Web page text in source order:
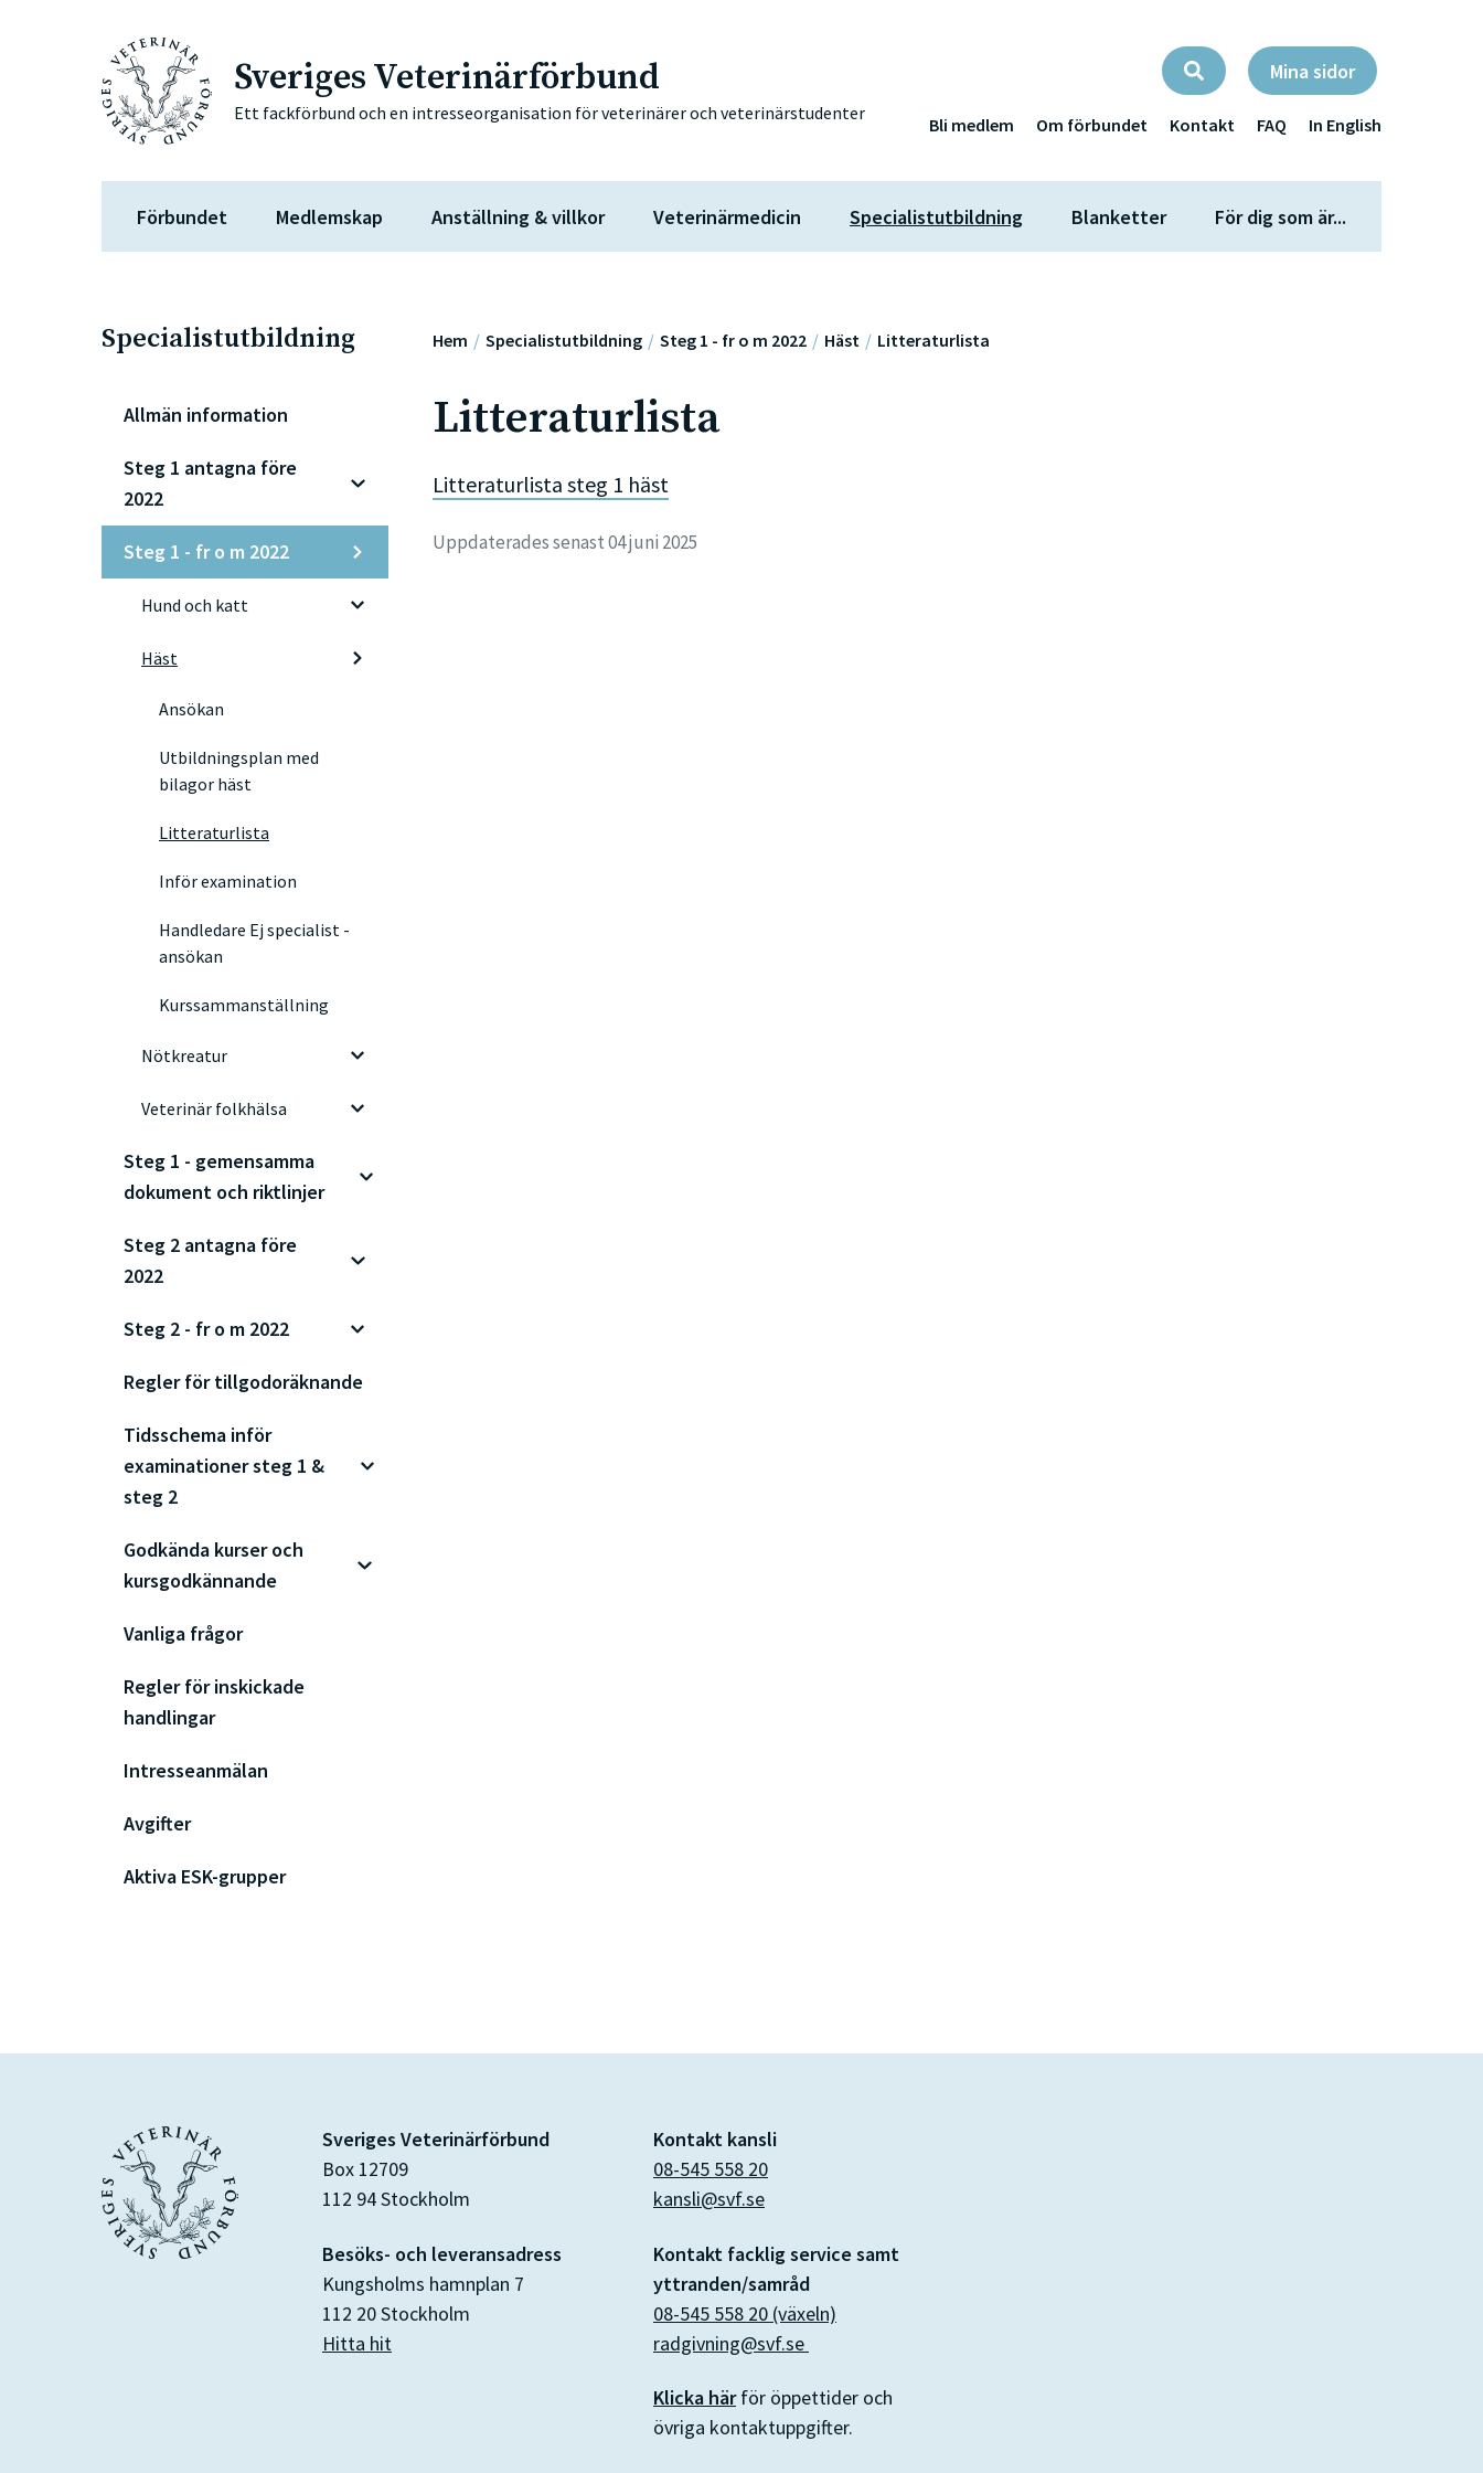
Sveriges Veterinärförbund
Ett fackförbund och en intresseorganisation för veterinärer och veterinärstudenter
Mina sidor
Bli medlem Om förbundet Kontakt FAQ In English
Förbundet Medlemskap Anställning & villkor Veterinärmedicin Specialistutbildning Blanketter För dig som är...
Specialistutbildning
Allmän information
Steg 1 antagna före
2022
Steg 1 - fr o m 2022
Hund och katt
Häst
Ansökan
Utbildningsplan med
bilagor häst
Litteraturlista
Inför examination
Handledare Ej specialist -
ansökan
Kurssammanställning
Nötkreatur
Veterinär folkhälsa
Steg 1 - gemensamma
dokument och riktlinjer
Steg 2 antagna före
2022
Steg 2 - fr o m 2022
Regler för tillgodoräknande
Tidsschema inför
examinationer steg 1 &
steg 2
Godkända kurser och
kursgodkännande
Vanliga frågor
Regler för inskickade
handlingar
Intresseanmälan
Avgifter
Aktiva ESK-grupper
Hem Specialistutbildning Steg 1 - fr o m 2022 Häst Litteraturlista
Litteraturlista
Litteraturlista steg 1 häst
Uppdaterades senast 04 juni 2025
Sveriges Veterinärförbund
Box 12709
112 94 Stockholm
Besöks- och leveransadress
Kungsholms hamnplan 7
112 20 Stockholm
Hitta hit
Kontakt kansli
08-545 558 20
kansli@svf.se
Kontakt facklig service samt
yttranden/samråd
08-545 558 20 (växeln)
radgivning@svf.se
Klicka härför öppettider och
övriga kontaktuppgifter.